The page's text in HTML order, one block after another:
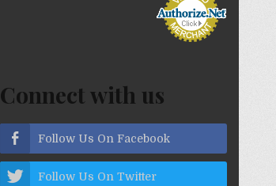
Connect with us
Follow Us On Facebook
Follow Us On Twitter